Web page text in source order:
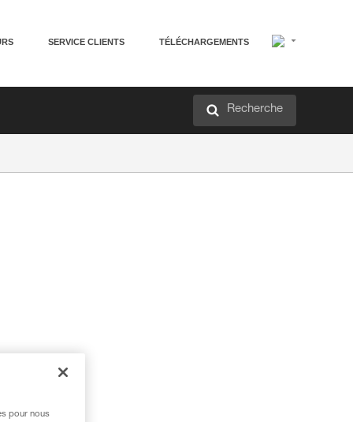
SERVICE CLIENTS TÉLÉCHARGEMENTS
Recherche
pour nous